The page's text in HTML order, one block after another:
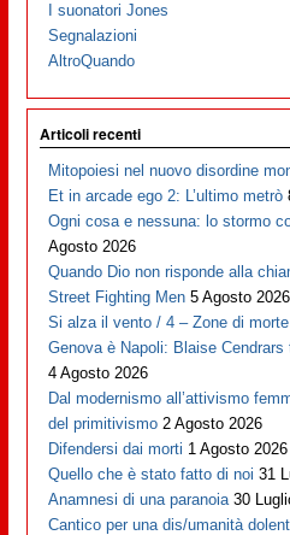
I suonatori Jones
Segnalazioni
AltroQuando
Articoli recenti
Mitopoiesi nel nuovo disordine
Et in arcade ego 2: L’ultimo metrò
Ogni cosa e nessuna: lo stormo
Agosto 2026
Quando Dio non risponde alla
Street Fighting Men 5 Agosto 2026
Si alza il vento / 4 – Zone di morte
Genova è Napoli: Blaise
4 Agosto 2026
Dal modernismo all’attivismo
del primitivismo 2 Agosto 2026
Difendersi dai morti 1 Agosto 2026
Quello che è stato fatto di noi 31
Anamnesi di una paranoia 30
Cantico per una dis/umanità